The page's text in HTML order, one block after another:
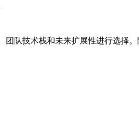
队技术栈和未来扩展性进行选择